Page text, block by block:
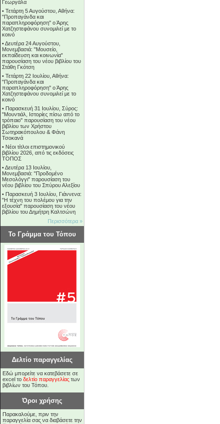
Γεωργάλα
• Τετάρτη 5 Αυγούστου, Αθήνα:
"Προπαγάνδα και
παραπληροφόρηση" ο Άρης
Χατζηστεφάνου συνομιλεί με το
κοινό
•Δευτέρα 24 Αυγούστου,
Μονεμβασιά: "Μουσείο,
εκπαίδευση και κοινωνία"
παρουσίαση του νέου βιβλίου του
Στάθη Γκότση
• Τετάρτη 22 Ιουλίου, Αθήνα:
"Προπαγάνδα και
παραπληροφόρηση" ο Άρης
Χατζηστεφάνου συνομιλεί με το
κοινό
• Παρασκευή 31 Ιουλίου, Σύρος:
"Μουντιάλ, Ιστορίες πίσω από το
τρόπαιο" παρουσίαση του νέου
βιβλίου των Χρήστου
Σωτηρακόπουλου & Φάνη
Τσοκανά
• Νέοι τίτλοι επιστημονικού
βιβλίου 2026, από τις εκδόσεις
ΤΟΠΟΣ
•Δευτέρα 13 Ιουλίου,
Μονεμβασιά: "Προδομένο
Μεσολόγγι" παρουσίαση του
νέου βιβλίου του Σπύρου Αλεξίου
• Παρασκευή 3 Ιουλίου, Γιάννενα:
"Η τέχνη του πολέμου για την
εξουσία" παρουσίαση του νέου
βιβλίου του Δημήτρη Καλτσώνη
Περισσότερα »
Το Γράμμα του Τόπου
Δελτίο παραγγελίας
Εδώ μπορείτε να κατεβάσετε σε
excel το δελτίο παραγγελίας των
βιβλίων του Τόπου.
Όροι χρήσης
Παρακαλούμε, πριν την
παραγγελία σας να διαβάσετε την